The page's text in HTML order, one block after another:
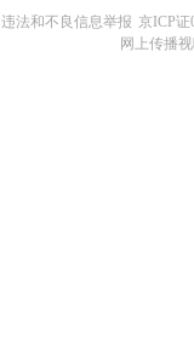
违法和不良信息举报 京ICP证
网上传播